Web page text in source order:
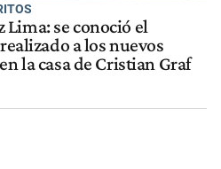
Lima: se conoció el
a los nuevos
la casa de Cristian Graf